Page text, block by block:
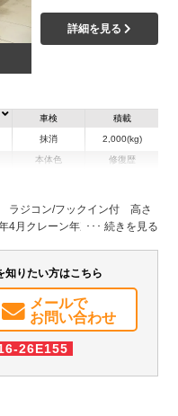
詳細を見る
車検
抹消
積載
2,000(kg)
本体色 修復歴
モニター
ドラレコ
メンテナンスノート（保証書）
ラジコン/フックイン付 高さ
月クレーン年次点検済 三方
接止め/チェーン掛け 前立て
/左右LED作業灯2個
知りたい方はこちら
メールで
お問い合わせ
26E155